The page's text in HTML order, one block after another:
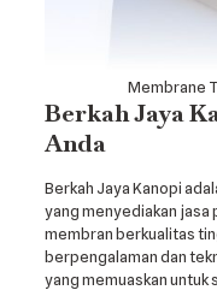
Membrane
Berkah Jaya
Anda
Berkah Jaya Kanopi
yang menyediakan jasa
membran berkualitas
berpengalaman dan
yang memuaskan